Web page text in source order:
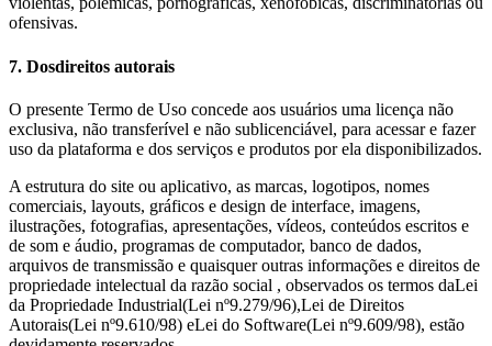
ofensivas.
7. Dosdireitos autorais
O presente Termo de Uso concede aos usuários uma licença não
exclusiva, não transferível e não sublicenciável, para acessar e fazer
uso da plataforma e dos serviços e produtos por ela disponibilizados.
A estrutura do site ou aplicativo, as marcas, logotipos, nomes
comerciais, layouts, gráficos e design de interface, imagens,
ilustrações, fotografias, apresentações, vídeos, conteúdos escritos e
de som e áudio, programas de computador, banco de dados,
arquivos de transmissão e quaisquer outras informações e direitos de
propriedade intelectual da razão social , observados os termos daLei
da Propriedade Industrial(Lei nº9.279/96),Lei de Direitos
Autorais(Lei nº9.610/98) eLei do Software(Lei nº9.609/98), estão